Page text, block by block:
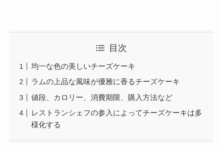
目次
均一な色の美しいチーズケーキ
ラムの上品な風味が優雅に香るチーズケーキ
値段、カロリー、消費期限、購入方法など
レストランシェフの参入によってチーズケーキは多
様化する